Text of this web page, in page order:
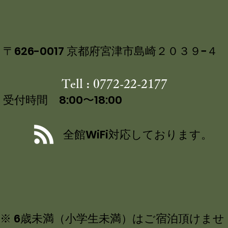
〒626-0017 京都府宮津市島崎２０３９−４
Tell : 0772-22-2177
受付時間 8:00〜18:00
全館WiFi対応しております。
※ 6歳未満（小学生未満）はご宿泊頂けませ